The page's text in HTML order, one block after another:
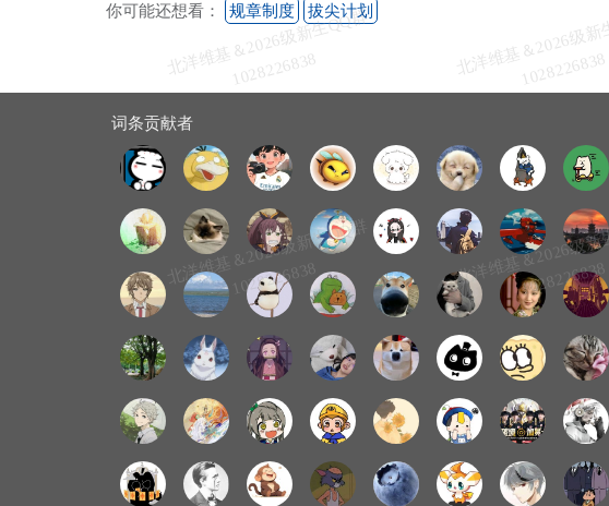
北
洋
维
基
＆
2
0
2
6
级
新
生
Q
Q
群
1
0
2
8
2
2
6
8
3
8 维
8
北
洋
维
基
＆
2
0
2
6
级
新
生
Q
Q
群
1
0
2
8
2
2
6
8
3
8 维
8
你可能还想看： 规章制度 拔尖计划
词条贡献者